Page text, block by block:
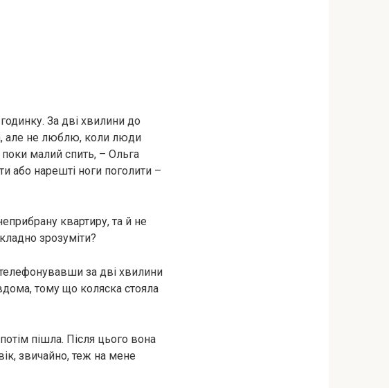
За дві хвилини до
але не люблю, коли люди
поки малий спить, – Ольга
або нарешті ноги поголити –
квартиру, та й не
зрозуміти?
за дві хвилини
тому що коляска стояла
пішла. Після цього вона
звичайно, теж на мене